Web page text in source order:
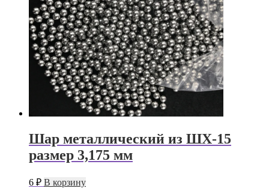
Шар металлический из ШХ-15
размер 3,175 мм
6 ₽ В корзину